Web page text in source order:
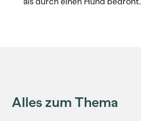
Alles zum Thema